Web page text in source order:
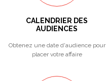
CALENDRIER DES
AUDIENCES
Obtenez une date d'audience pour
placer votre affaire